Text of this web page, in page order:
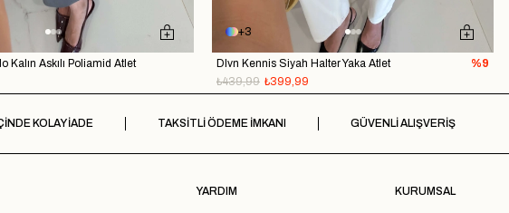
Kalın Askılı Poliamid Atlet
3
Dlvn Kennis Siyah Halter Yaka Atlet
₺399,99
₺439,99
%9
KOLAY İADE TAKSİTLİ ÖDEME İMKANI GÜVENLİ ALIŞVERİŞ
YARDIM KURUMSAL